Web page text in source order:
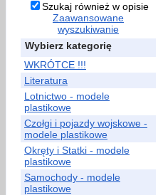
Szukaj również w opisie
Zaawansowane
wyszukiwanie
Wybierz kategorię
WKRÓTCE !!!
Literatura
Lotnictwo - modele
plastikowe
Czołgi i pojazdy wojskowe -
modele plastikowe
Okręty i Statki - modele
plastikowe
Samochody - modele
plastikowe